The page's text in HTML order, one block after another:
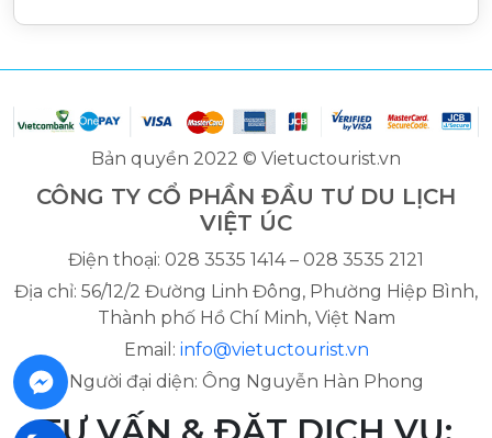
Bản quyền 2022 © Vietuctourist.vn
CÔNG TY CỔ PHẦN ĐẦU TƯ DU LỊCH
VIỆT ÚC
Điện thoại: 028 3535 1414 – 028 3535 2121
Địa chỉ: 56/12/2 Đường Linh Đông, Phường Hiệp Bình,
Thành phố Hồ Chí Minh, Việt Nam
Email: info@vietuctourist.vn
Người đại diện: Ông Nguyễn Hàn Phong